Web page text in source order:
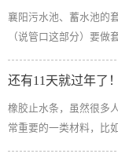
窝麻面、裂缝或离缝处
用凿槽填充法，其主要
蜂窝麻面渗漏处：凿除
用无机堵...
襄阳污水池、蓄水池的
（说管口这部分）要做
都要封堵，规范要求是
门认可的方法）。水管
洞一旦发生漏水，供水
有洞的那根管子换掉，
橡胶止水条，虽然很多
常重要的一类材料，比